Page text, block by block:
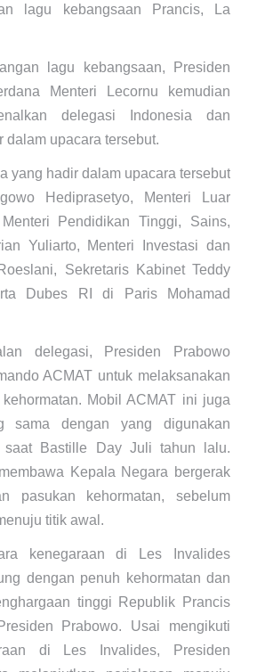
lagu kebangsaan Prancis, La
lagu kebangsaan, Presiden
Menteri Lecornu kemudian
delegasi Indonesia dan
dalam upacara tersebut.
yang hadir dalam upacara tersebut
Hediprasetyo, Menteri Luar
Pendidikan Tinggi, Sains,
Yuliarto, Menteri Investasi dan
Sekretaris Kabinet Teddy
Dubes RI di Paris Mohamad
delegasi, Presiden Prabowo
ACMAT untuk melaksanakan
Mobil ACMAT ini juga
sama dengan yang digunakan
saat Bastille Day Juli tahun lalu.
Kepala Negara bergerak
pasukan kehormatan, sebelum
titik awal.
kenegaraan di Les Invalides
dengan penuh kehormatan dan
tinggi Republik Prancis
Prabowo. Usai mengikuti
di Les Invalides, Presiden